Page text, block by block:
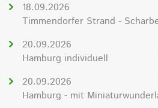
18.09.2026
Timmendorfer Strand -
20.09.2026
Hamburg individuell
20.09.2026
Hamburg - mit